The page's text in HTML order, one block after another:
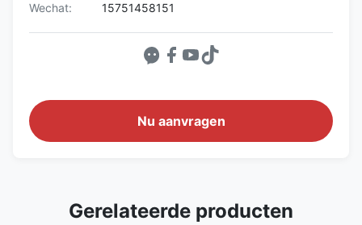
Wechat:
15751458151
Nu aanvragen
Gerelateerde producten